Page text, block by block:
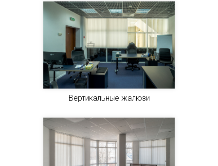
Вертикальные жалюзи